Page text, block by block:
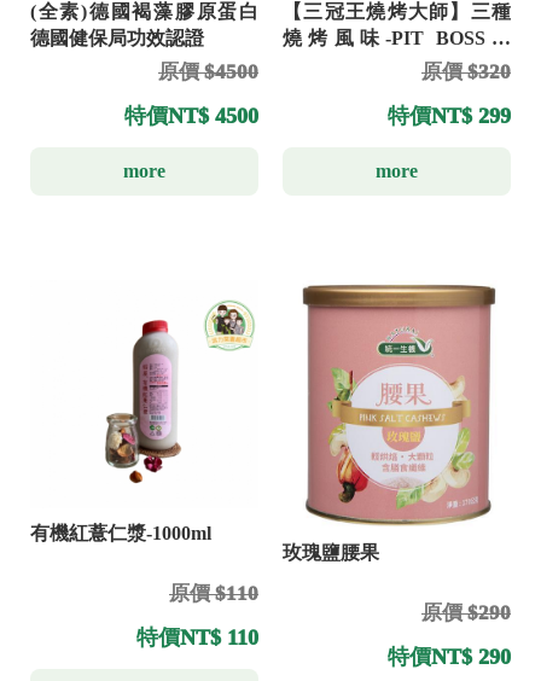
(全素)德國褐藻膠原蛋白
德國健保局功效認證
原價 $4500
特價NT$ 4500
more
【三冠王燒烤大師】三種
燒烤風味-PIT BOSS．
MARLE．PIT BOSS原價 $320
特價NT$ 299
more
有機紅薏仁漿-1000ml
原價 $110
特價NT$ 110
玫瑰鹽腰果
原價 $290
特價NT$ 290